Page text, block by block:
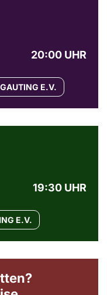
20:00 UHR
E.V.
19:30 UHR
E.V.